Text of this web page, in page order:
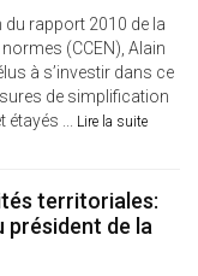
du rapport 2010 de la
(CCEN), Alain
à s’investir dans ce
de simplification
... Lire la suite
territoriales:
président de la